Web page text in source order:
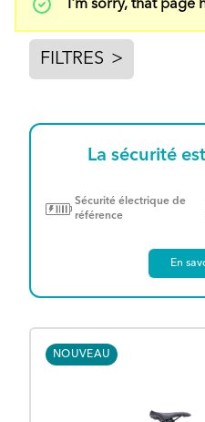
I'm sorry, that page
FILTRES >
La sécurité
Sécurité électrique de
référence
En
NOUVEAU